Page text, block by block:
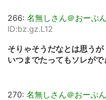
266: 名無しさん＠おーぷん
ID:bz.gz.L12
そりゃそうだなとは思うが
いつまでたってもソレが
270: 名無しさん＠おーぷん